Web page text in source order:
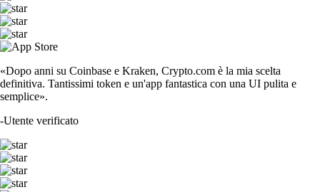
«Dopo anni su Coinbase e Kraken, Crypto.com è la mia scelta
definitiva. Tantissimi token e un'app fantastica con una UI pulita e
semplice».
-Utente verificato